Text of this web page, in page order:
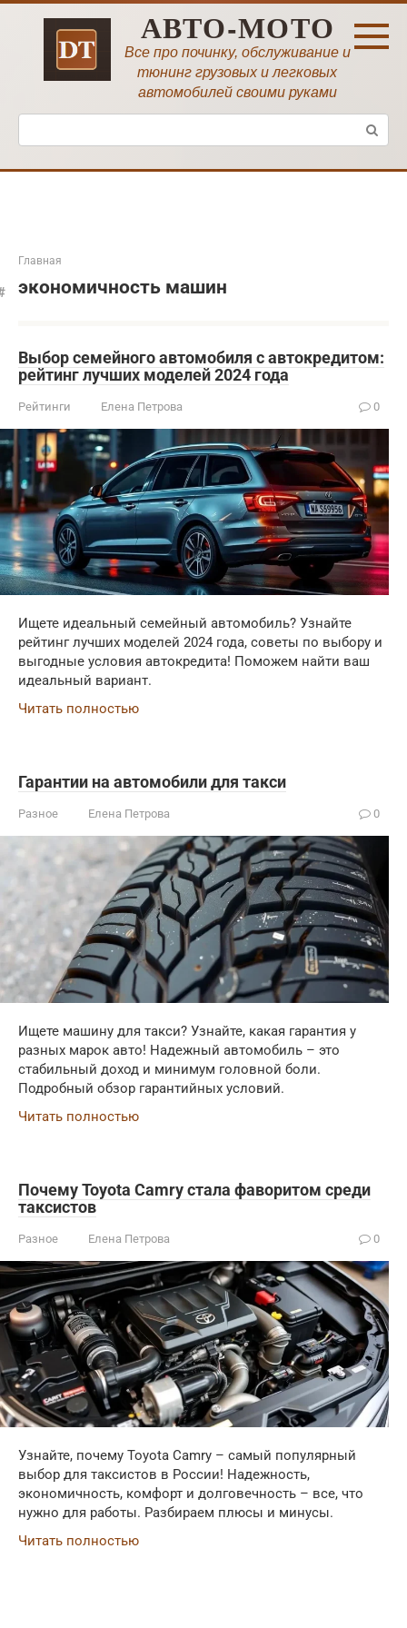
Перейти
АВТО-МОТО
Все про починку, обслуживание и
тюнинг грузовых и легковых
автомобилей своими руками
Поиск:
Главная
экономичность машин
Выбор семейного автомобиля с автокредитом:
рейтинг лучших моделей 2024 года
Рейтинги Елена Петрова 0
Ищете идеальный семейный автомобиль? Узнайте
рейтинг лучших моделей 2024 года, советы по выбору и
выгодные условия автокредита! Поможем найти ваш
идеальный вариант.
Читать полностью
Гарантии на автомобили для такси
Разное Елена Петрова 0
Ищете машину для такси? Узнайте, какая гарантия у
разных марок авто! Надежный автомобиль – это
стабильный доход и минимум головной боли.
Подробный обзор гарантийных условий.
Читать полностью
Почему Toyota Camry стала фаворитом среди
таксистов
Разное Елена Петрова 0
Узнайте, почему Toyota Camry – самый популярный
выбор для таксистов в России! Надежность,
экономичность, комфорт и долговечность – все, что
нужно для работы. Разбираем плюсы и минусы.
Читать полностью